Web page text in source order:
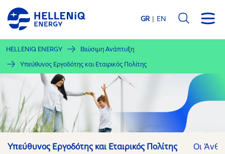
Παράκαμψη
προς
κυρίως
περιεχόμενο
GR EN
HELLENiQ ENERGY
Βιώσιμη Ανάπτυξη
Υπεύθυνος Εργοδότης και Εταιρικός Πολίτης
Υπεύθυνος Εργοδότης και Εταιρικός Πολίτης Οι